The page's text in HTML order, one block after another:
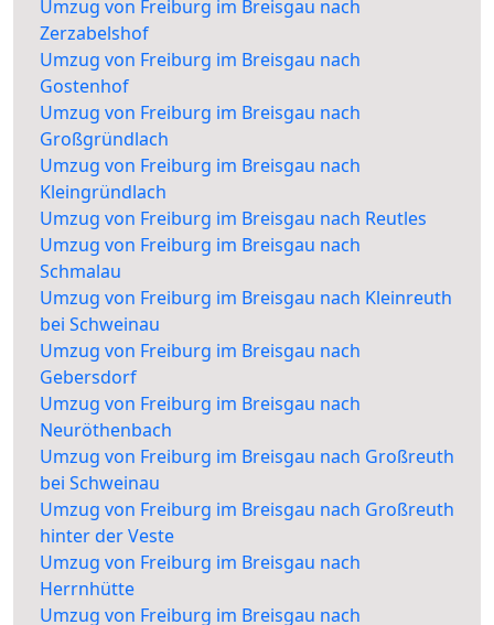
Umzug von Freiburg im Breisgau nach
Zerzabelshof
Umzug von Freiburg im Breisgau nach
Gostenhof
Umzug von Freiburg im Breisgau nach
Großgründlach
Umzug von Freiburg im Breisgau nach
Kleingründlach
Umzug von Freiburg im Breisgau nach Reutles
Umzug von Freiburg im Breisgau nach
Schmalau
Umzug von Freiburg im Breisgau nach Kleinreuth
bei Schweinau
Umzug von Freiburg im Breisgau nach
Gebersdorf
Umzug von Freiburg im Breisgau nach
Neuröthenbach
Umzug von Freiburg im Breisgau nach Großreuth
bei Schweinau
Umzug von Freiburg im Breisgau nach Großreuth
hinter der Veste
Umzug von Freiburg im Breisgau nach
Herrnhütte
Umzug von Freiburg im Breisgau nach